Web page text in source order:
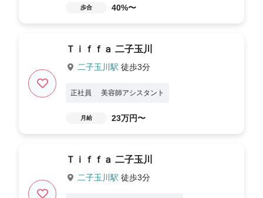
歩合 40%〜
Ｔｉｆｆａ 二子玉川
二子玉川駅 徒歩3分
正社員 美容師アシスタント
月給 23万円〜
Ｔｉｆｆａ 二子玉川
二子玉川駅 徒歩3分